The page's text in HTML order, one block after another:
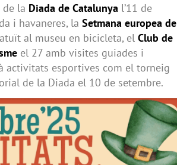
de la Diada de Catalunya l’11 de
i havaneres, la Setmana europea de
al museu en bicicleta, el Club de
el 27 amb visites guiades i
activitats esportives com el torneig
de la Diada el 10 de setembre.